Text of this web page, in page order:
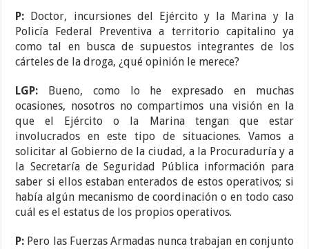
P:
Doctor, incursiones del Ejército y la Marina y la
Policía Federal Preventiva a territorio capitalino ya
como tal en busca de supuestos integrantes de los
cárteles de la droga, ¿qué opinión le merece?
LGP:
Bueno, como lo he expresado en muchas
ocasiones, nosotros no compartimos una visión en la
que el Ejército o la Marina tengan que estar
involucrados en este tipo de situaciones. Vamos a
solicitar al Gobierno de la ciudad, a la Procuraduría y a
la Secretaría de Seguridad Pública información para
saber si ellos estaban enterados de estos operativos; si
había algún mecanismo de coordinación o en todo caso
cuál es el estatus de los propios operativos.
P: Pero las Fuerzas Armadas nunca trabajan en conjunto